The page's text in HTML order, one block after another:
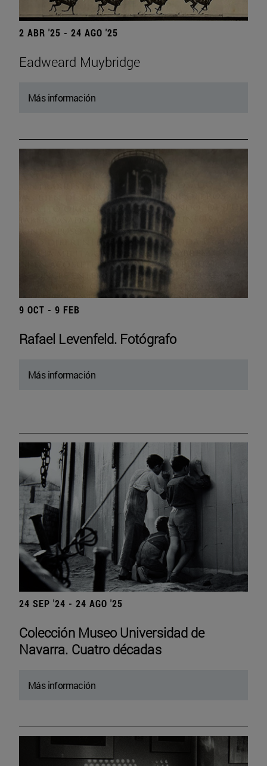
2 ABR '25 - 24 AGO '25
Eadweard Muybridge
Más información
9 OCT - 9 FEB
Rafael Levenfeld. Fotógrafo
Más información
24 SEP '24 - 24 AGO '25
Colección Museo Universidad de
Navarra. Cuatro décadas
Más información